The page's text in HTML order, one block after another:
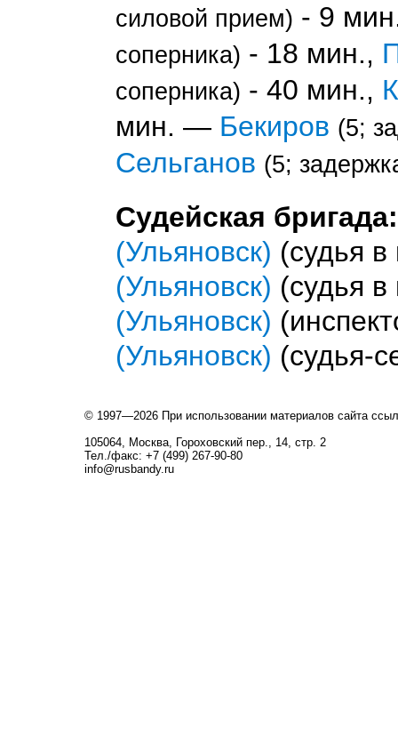
силовой прием) - 9
соперника) - 18 мин.,
соперника) - 40 мин.,
мин. — Бекиров (5;
Сельганов (5;
Судейская бригада:
(Ульяновск) (судья
(Ульяновск) (судья
(Ульяновск)
(Ульяновск) (судья-
© 1997—2026 При использовании материалов сайта
105064, Москва, Гороховский пер., 14, стр. 2
Тел./факс: +7 (499) 267-90-80
info@rusbandy.ru